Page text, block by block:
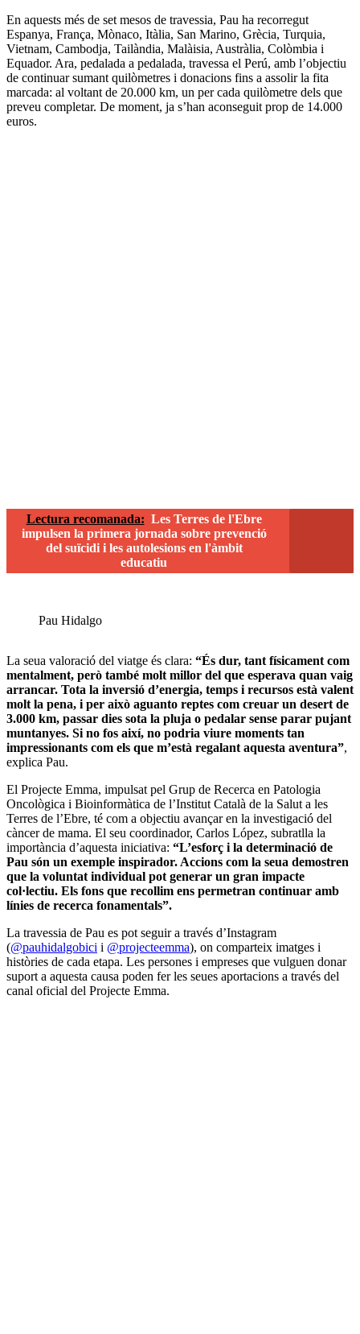
En aquests més de set mesos de travessia, Pau ha recorregut
Espanya, França, Mònaco, Itàlia, San Marino, Grècia, Turquia,
Vietnam, Cambodja, Tailàndia, Malàisia, Austràlia, Colòmbia i
Equador. Ara, pedalada a pedalada, travessa el Perú, amb l’objectiu
de continuar sumant quilòmetres i donacions fins a assolir la fita
marcada: al voltant de 20.000 km, un per cada quilòmetre dels que
preveu completar. De moment, ja s’han aconseguit prop de 14.000
euros.
Lectura recomanada: Les Terres de l'Ebre
impulsen la primera jornada sobre prevenció
del suïcidi i les autolesions en l'àmbit
educatiu
Pau Hidalgo
La seua valoració del viatge és clara: “És dur, tant físicament com
mentalment, però també molt millor del que esperava quan vaig
arrancar. Tota la inversió d’energia, temps i recursos està valent
molt la pena, i per això aguanto reptes com creuar un desert de
3.000 km, passar dies sota la pluja o pedalar sense parar pujant
muntanyes. Si no fos així, no podria viure moments tan
impressionants com els que m’està regalant aquesta aventura”,
explica Pau.
El Projecte Emma, impulsat pel Grup de Recerca en Patologia
Oncològica i Bioinformàtica de l’Institut Català de la Salut a les
Terres de l’Ebre, té com a objectiu avançar en la investigació del
càncer de mama. El seu coordinador, Carlos López, subratlla la
importància d’aquesta iniciativa: “L’esforç i la determinació de
Pau són un exemple inspirador. Accions com la seua demostren
que la voluntat individual pot generar un gran impacte
col·lectiu. Els fons que recollim ens permetran continuar amb
línies de recerca fonamentals”.
La travessia de Pau es pot seguir a través d’Instagram
(@pauhidalgobici i @projecteemma), on comparteix imatges i
històries de cada etapa. Les persones i empreses que vulguen donar
suport a aquesta causa poden fer les seues aportacions a través del
canal oficial del Projecte Emma.